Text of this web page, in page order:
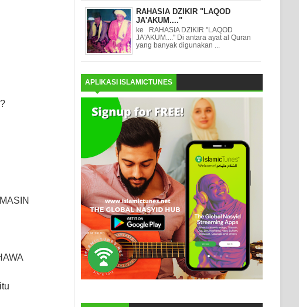
RAHASIA DZIKIR "LAQOD
JA'AKUM...."
ke RAHASIA DZIKIR "LAQOD
JA'AKUM...." Di antara ayat al Quran
yang banyak digunakan ...
APLIKASI ISLAMICTUNES